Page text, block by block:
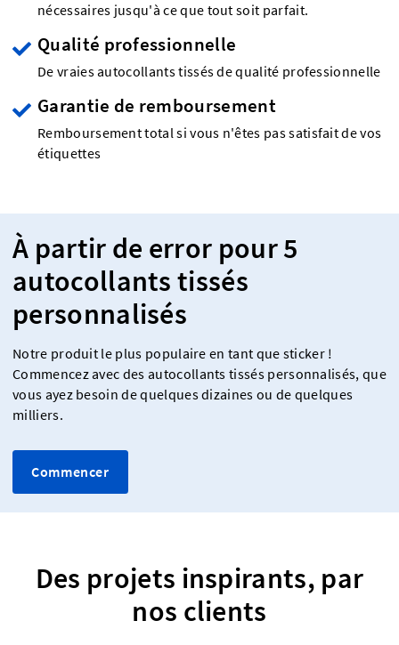
nécessaires jusqu'à ce que tout soit parfait.
Qualité professionnelle
De vraies autocollants tissés de qualité professionnelle
Garantie de remboursement
Remboursement total si vous n'êtes pas satisfait de vos
étiquettes
À partir de error pour 5
autocollants tissés
personnalisés
Notre produit le plus populaire en tant que sticker !
Commencez avec des autocollants tissés personnalisés, que
vous ayez besoin de quelques dizaines ou de quelques
milliers.
Commencer
Des projets inspirants, par
nos clients